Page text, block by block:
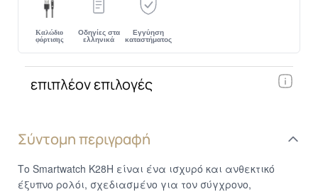
Σύντομη περιγραφή
Το Smartwatch K28H είναι ένα ισχυρό και ανθεκτικό
έξυπνο ρολόι, σχεδιασμένο για τον σύγχρονο,
Καλώδιο
φόρτισης
Οδηγίες στα
ελληνικά
Εγγύηση
καταστήματος
επιπλέον επιλογές